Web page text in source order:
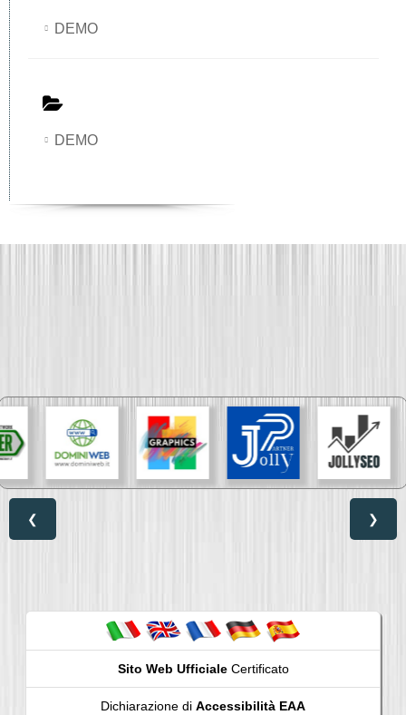
DEMO
DEMO
❮ ❯
Sito Web UfficialeCertificato
Dichiarazione di Accessibilità EAA